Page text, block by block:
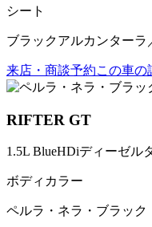
シート
ブラックアルカンターラ
来店・商談予約この車の
RIFTER GT
1.5L BlueHDiディーゼル
ボディカラー
ペルラ・ネラ・ブラック